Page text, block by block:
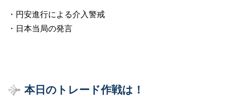
・円安進行による介入警戒
・日本当局の発言
本日のトレード作戦は！